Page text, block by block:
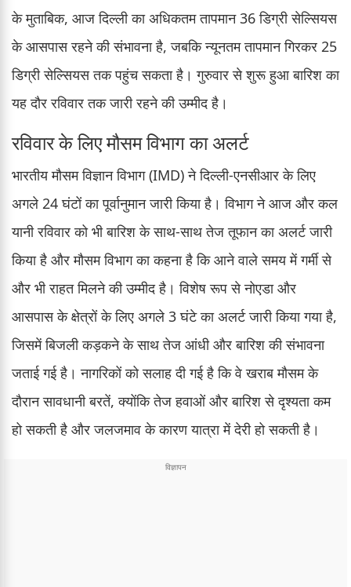
के मुताबिक, आज दिल्ली का अधिकतम तापमान 36 डिग्री सेल्सियस
के आसपास रहने की संभावना है, जबकि न्यूनतम तापमान गिरकर 25
डिग्री सेल्सियस तक पहुंच सकता है। गुरुवार से शुरू हुआ बारिश का
यह दौर रविवार तक जारी रहने की उम्मीद है।
रविवार के लिए मौसम विभाग का अलर्ट
भारतीय मौसम विज्ञान विभाग (IMD) ने दिल्ली-एनसीआर के लिए
अगले 24 घंटों का पूर्वानुमान जारी किया है। विभाग ने आज और कल
यानी रविवार को भी बारिश के साथ-साथ तेज तूफान का अलर्ट जारी
किया है और मौसम विभाग का कहना है कि आने वाले समय में गर्मी से
और भी राहत मिलने की उम्मीद है। विशेष रूप से नोएडा और
आसपास के क्षेत्रों के लिए अगले 3 घंटे का अलर्ट जारी किया गया है,
जिसमें बिजली कड़कने के साथ तेज आंधी और बारिश की संभावना
जताई गई है। नागरिकों को सलाह दी गई है कि वे खराब मौसम के
दौरान सावधानी बरतें, क्योंकि तेज हवाओं और बारिश से दृश्यता कम
हो सकती है और जलजमाव के कारण यात्रा में देरी हो सकती है।